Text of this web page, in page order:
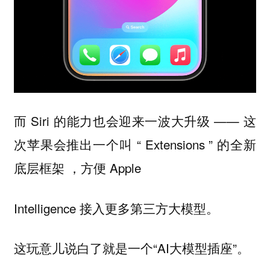
而 Siri 的能力也会迎来一波大升级 —— 这
次苹果会推出一个叫 “ Extensions ” 的全新
底层框架 ，方便 Apple
Intelligence 接入更多第三方大模型。
这玩意儿说白了就是一个“AI大模型插座”。